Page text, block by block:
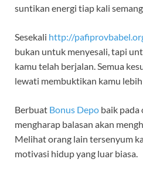
suntikan energi tiap kali
Sesekali http://
bukan untuk menyesali, tapi
kamu telah berjalan. Semua
lewati membuktikan kamu
Berbuat Bonus Depo baik pada
mengharap balasan akan
Melihat orang lain tersenyum
motivasi hidup yang luar biasa.